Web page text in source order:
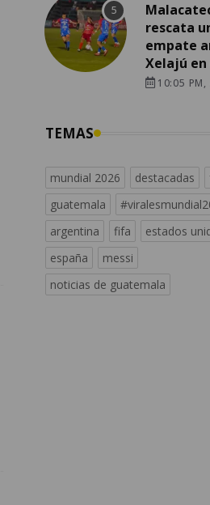
rescata
empate
Xelajú en
10:05
TEMAS
mundial 2026 destacadas
guatemala
argentina
fifa
estados
españa
messi
noticias de guatemala